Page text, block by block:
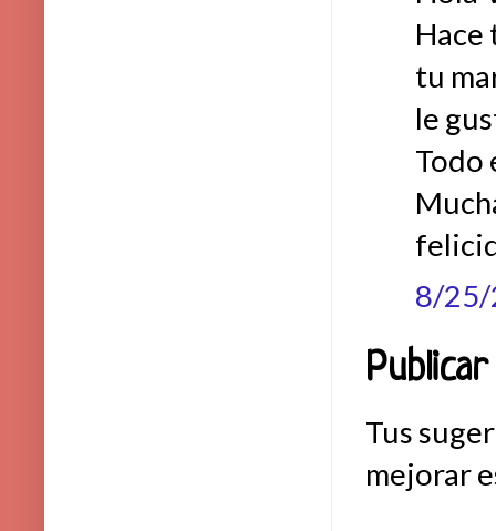
tu
le
Todo
8/
Tus
mejorar